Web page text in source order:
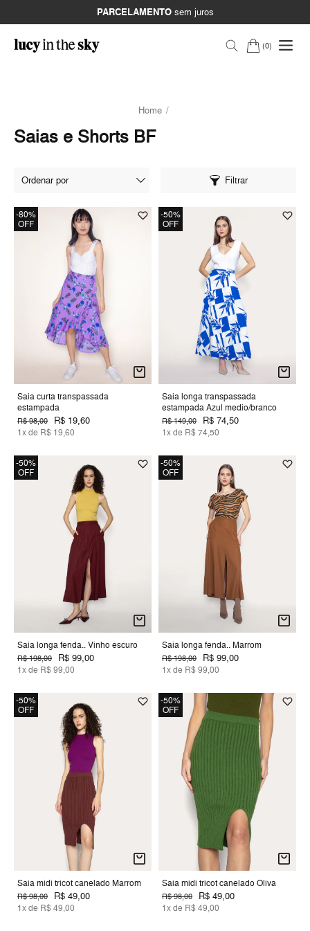
PARCELAMENTOsem juros
0
Home
Saias e Shorts BF
Filtrar
-80%
OFF
Saia curta transpassada
estampada
R$ 98,00 R$ 19,60
1x de R$ 19,60
-50%
OFF
Saia longa transpassada
estampada Azul medio/branco
R$ 149,00 R$ 74,50
1x de R$ 74,50
-50%
OFF
Saia longa fenda.. Vinho escuro
R$ 198,00 R$ 99,00
1x de R$ 99,00
-50%
OFF
Saia longa fenda.. Marrom
R$ 198,00 R$ 99,00
1x de R$ 99,00
-50%
OFF
Saia midi tricot canelado Marrom
R$ 98,00 R$ 49,00
1x de R$ 49,00
-50%
OFF
Saia midi tricot canelado Oliva
R$ 98,00 R$ 49,00
1x de R$ 49,00